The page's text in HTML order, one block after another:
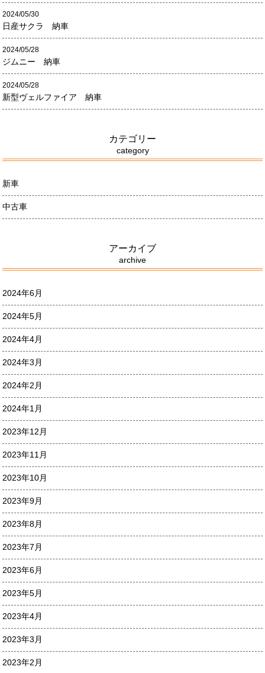
2024/05/30
日産サクラ 納車
2024/05/28
ジムニー 納車
2024/05/28
新型ヴェルファイア 納車
カテゴリー
category
新車
中古車
アーカイブ
archive
2024年6月
2024年5月
2024年4月
2024年3月
2024年2月
2024年1月
2023年12月
2023年11月
2023年10月
2023年9月
2023年8月
2023年7月
2023年6月
2023年5月
2023年4月
2023年3月
2023年2月